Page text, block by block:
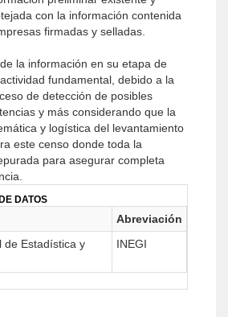
con la información contenida
firmadas y selladas.
la información en su etapa de
fundamental, debido a la
de detección de posibles
y más considerando que la
y logística del levantamiento
este censo donde toda la
para asegurar completa
DATOS
Abreviación
de Estadística y
INEGI